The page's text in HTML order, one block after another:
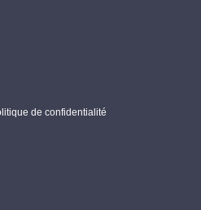
de confidentialité